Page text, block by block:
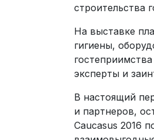
строительства
На выставке
гигиены,
эксперты и
В настоящий
и партнеров,
Caucasus 2016